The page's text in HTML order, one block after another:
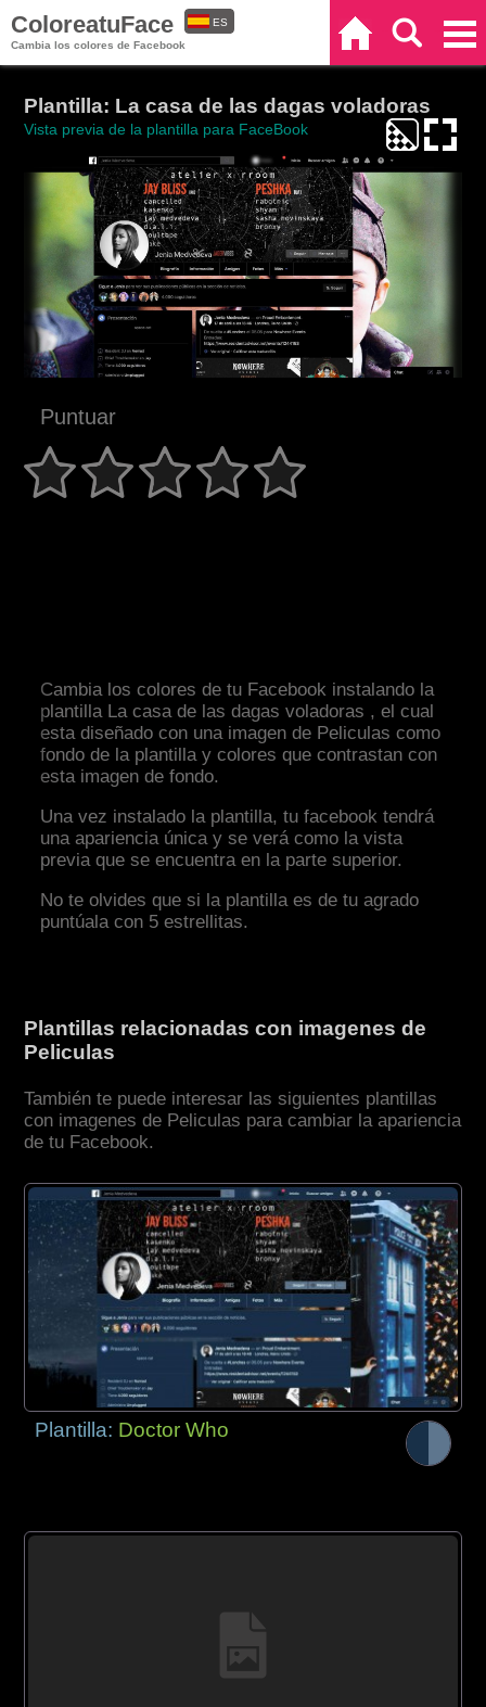
ColoreatuFace
Cambia los colores de Facebook
ES
Plantilla: La casa de las dagas voladoras
Vista previa de la plantilla para FaceBook
Puntuar
Cambia los colores de tu Facebook instalando la
plantilla La casa de las dagas voladoras , el cual
esta diseñado con una imagen de Peliculas como
fondo de la plantilla y colores que contrastan con
esta imagen de fondo.
Una vez instalado la plantilla, tu facebook tendrá
una apariencia única y se verá como la vista
previa que se encuentra en la parte superior.
No te olvides que si la plantilla es de tu agrado
puntúala con 5 estrellitas.
Plantillas relacionadas con imagenes de
Peliculas
También te puede interesar las siguientes plantillas
con imagenes de Peliculas para cambiar la apariencia
de tu Facebook.
Plantilla: Doctor Who